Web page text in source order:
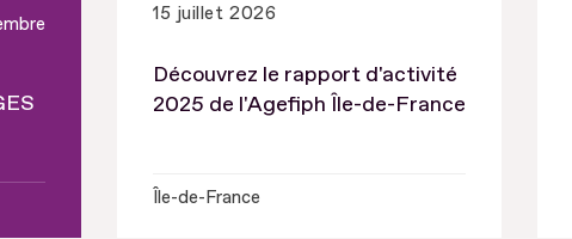
15 juillet 2026
Découvrez le rapport d'activité
2025 de l'Agefiph Île-de-France
Île-de-France